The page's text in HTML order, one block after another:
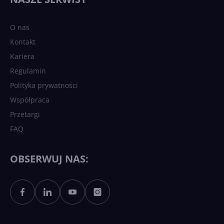
O nas
Kontakt
Kariera
Regulamin
Polityka prywatności
Współpraca
Przetargi
FAQ
OBSERWUJ NAS: